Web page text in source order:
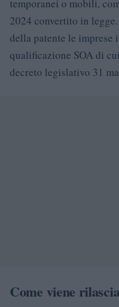
temporanei o mobili,
2024 convertito in
della patente le imprese
qualificazione SOA di
decreto legislativo 31
Come viene